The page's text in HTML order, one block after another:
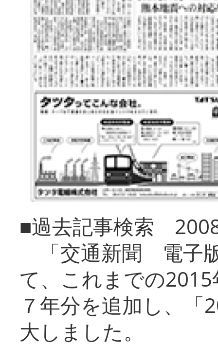
■過去記事検索
「交通新聞 電子
て、これまでの
７年分を追加し、「
大しまし